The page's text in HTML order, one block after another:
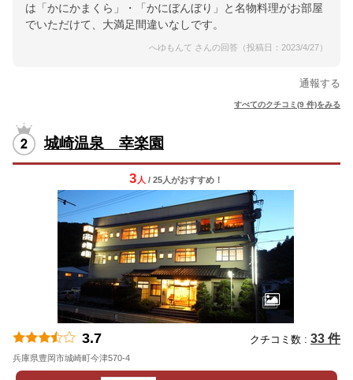
は「かにかまくら」・「かにぼんぼり」と名物料理がお部屋
でいただけて、大満足間違いなしです。
へゆもんて さんの回答（投稿日：2023/4/27）
通報する
すべてのクチコミ(9 件)をみる
城崎温泉 幸楽園
3 人 / 25人がおすすめ！
3.7 クチコミ数 : 33 件
兵庫県豊岡市城崎町今津570-4